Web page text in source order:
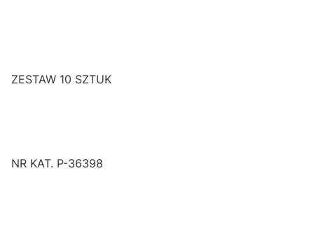
ZESTAW 10 SZTUK
NR KAT. P-36398